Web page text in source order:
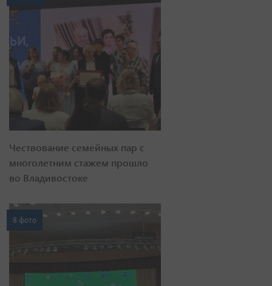
Чествование семейных пар с
многолетним стажем прошло
во Владивостоке
8 фото